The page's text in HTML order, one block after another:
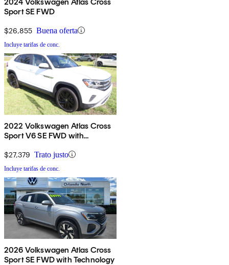
Sport SE FWD
$26,855 Buena oferta
Incluye tarifas de conc.
2022 Volkswagen Atlas Cross
Sport V6 SE FWD with
$27,379 Trato justo
Incluye tarifas de conc.
2026 Volkswagen Atlas Cross
Sport SE FWD with Technology